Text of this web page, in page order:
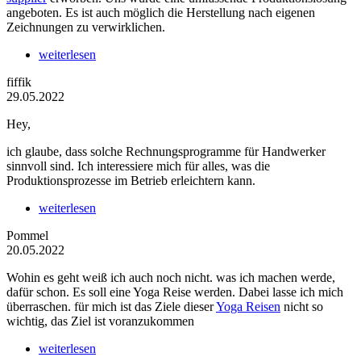
angeboten. Es ist auch möglich die Herstellung nach eigenen
Zeichnungen zu verwirklichen.
weiterlesen
fiffik
29.05.2022
Hey,
ich glaube, dass solche Rechnungsprogramme für Handwerker
sinnvoll sind. Ich interessiere mich für alles, was die
Produktionsprozesse im Betrieb erleichtern kann.
weiterlesen
Pommel
20.05.2022
Wohin es geht weiß ich auch noch nicht. was ich machen werde,
dafür schon. Es soll eine Yoga Reise werden. Dabei lasse ich mich
überraschen. für mich ist das Ziele dieserYoga Reisen nicht so
wichtig, das Ziel ist voranzukommen
weiterlesen